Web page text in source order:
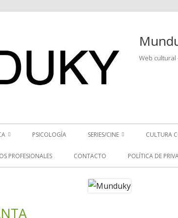
Web cultural
MUSICALES
PSICOLOGÍA SERIES/CINE
SERIES
CULTURA
PROFESIONALES CONTACTO POLÍTICA DE